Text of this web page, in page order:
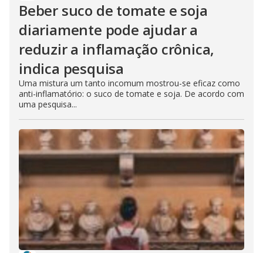
Beber suco de tomate e soja
diariamente pode ajudar a
reduzir a inflamação crônica,
indica pesquisa
Uma mistura um tanto incomum mostrou-se eficaz como
anti-inflamatório: o suco de tomate e soja. De acordo com
uma pesquisa...